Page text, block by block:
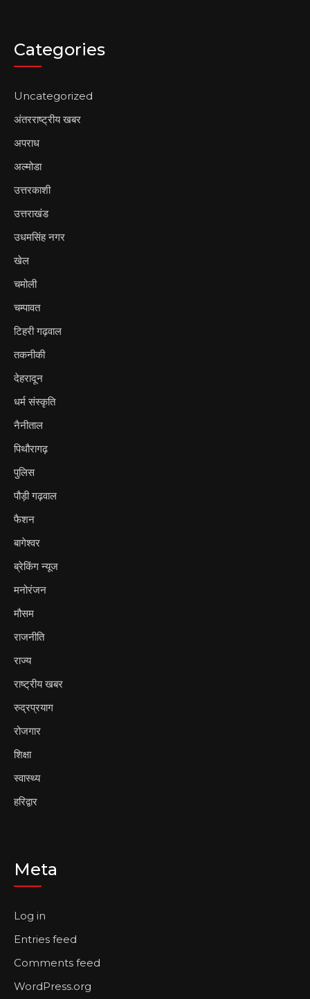
Categories
Uncategorized
अंतरराष्ट्रीय खबर
अपराध
अल्मोडा
उत्तरकाशी
उत्तराखंड
उधमसिंह नगर
खेल
चमोली
चम्पावत
टिहरी गढ़वाल
तकनीकी
देहरादून
धर्म संस्कृति
नैनीताल
पिथौरागढ़
पुलिस
पौड़ी गढ़वाल
फैशन
बागेश्वर
ब्रेकिंग न्यूज
मनोरंजन
मौसम
राजनीति
राज्य
राष्ट्रीय खबर
रुद्रप्रयाग
रोजगार
शिक्षा
स्वास्थ्य
हरिद्वार
Meta
Log in
Entries feed
Comments feed
WordPress.org